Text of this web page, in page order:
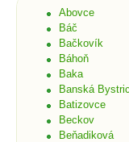
Abovce
Báč
Bačkovík
Báhoň
Baka
Banská
Batizovce
Beckov
Beňadiková